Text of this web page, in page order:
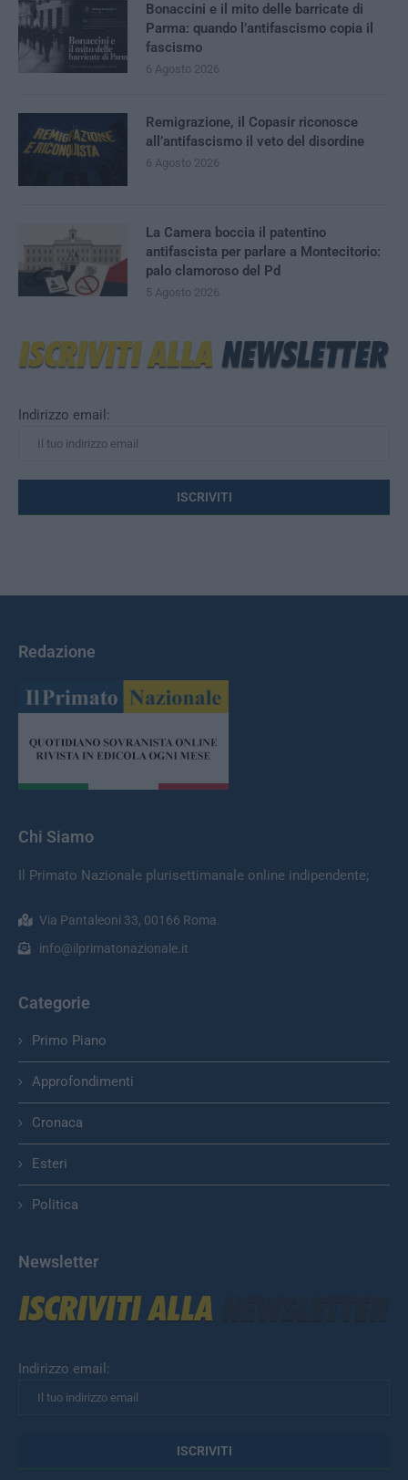
Indirizzo email:
Bonaccini e il mito delle barricate di
Parma: quando l’antifascismo copia il
fascismo
6 Agosto 2026
Remigrazione, il Copasir riconosce
all’antifascismo il veto del disordine
6 Agosto 2026
La Camera boccia il patentino
antifascista per parlare a Montecitorio:
palo clamoroso del Pd
5 Agosto 2026
Redazione
Chi Siamo
Il Primato Nazionale plurisettimanale online indipendente;
Via Pantaleoni 33, 00166 Roma.
info@ilprimatonazionale.it
Categorie
Primo Piano
Approfondimenti
Cronaca
Esteri
Politica
Newsletter
Indirizzo email: